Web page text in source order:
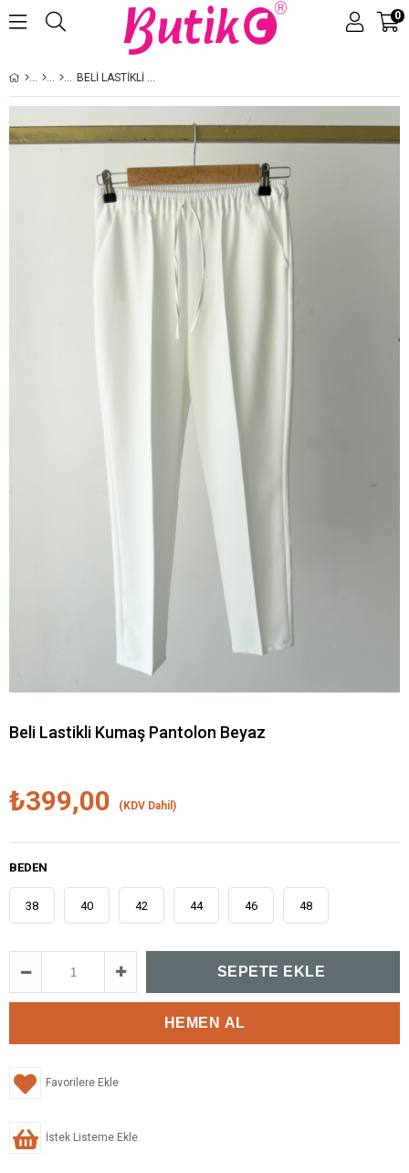
0
BELI LASTIKLI KUMAŞ PANTOLON BEYAZ
Beli Lastikli Kumaş Pantolon Beyaz
₺399,00 (KDV Dahil)
BEDEN
38 40 42 44 46 48
Favorilere Ekle
İstek Listeme Ekle